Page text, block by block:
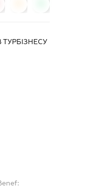
ТУРБІЗНЕСУ